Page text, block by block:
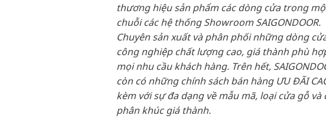
thương hiệu sản phẩm các dòng cửa trong
chuỗi các hệ thống Showroom SAIGONDOOR.
Chuyên sản xuất và phân phối những dòng
công nghiệp chất lượng cao, giá thành phù
mọi nhu cầu khách hàng. Trên hết,
còn có những chính sách bán hàng ƯU ĐÃI
kèm với sự đa dạng về mẫu mã, loại cửa gỗ và
phân khúc giá thành.